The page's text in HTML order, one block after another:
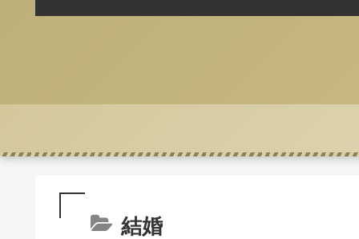
結婚